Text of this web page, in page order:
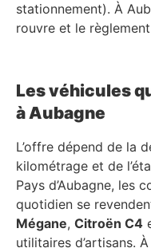
stationnement). À
rouvre et le
Les véhicules
à Aubagne
L’offre dépend de la
kilométrage et de
Pays d’Aubagne, les
quotidien se
Mégane, Citroën C4
utilitaires d’artisans.